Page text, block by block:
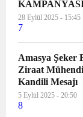
28 Eylül 2025 - 15:45
7
Amasya Şeker
Ziraat
Kandili Mesajı
5 Eylül 2025 - 20:50
8